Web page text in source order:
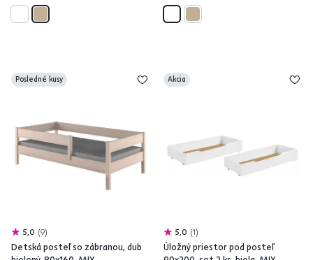
Posledné kusy
5,0 9
Detská posteľ so zábranou, dub
Akcia
5,0 1
Úložný priestor pod posteľ